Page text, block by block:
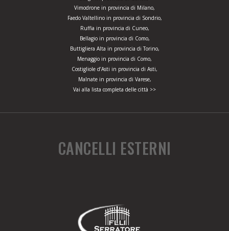
Vimodrone in provincia di Milano,
Faedo Valtellino in provincia di Sondrio,
Ruffia in provincia di Cuneo,
Bellagio in provincia di Como,
Buttigliera Alta in provincia di Torino,
Menaggio in provincia di Como,
Costigliole d’Asti in provincia di Asti,
Malnate in provincia di Varese,
Vai alla lista completa delle città >>
CANCELLI ESTERNI